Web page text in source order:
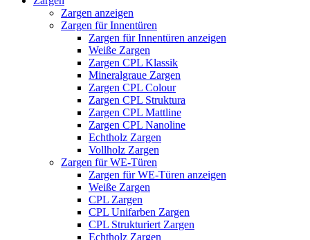
Zargen anzeigen
Zargen für Innentüren
Zargen für Innentüren anzeigen
Weiße Zargen
Zargen CPL Klassik
Mineralgraue Zargen
Zargen CPL Colour
Zargen CPL Struktura
Zargen CPL Mattline
Zargen CPL Nanoline
Echtholz Zargen
Vollholz Zargen
Zargen für WE-Türen
Zargen für WE-Türen anzeigen
Weiße Zargen
CPL Zargen
CPL Unifarben Zargen
CPL Strukturiert Zargen
Echtholz Zargen